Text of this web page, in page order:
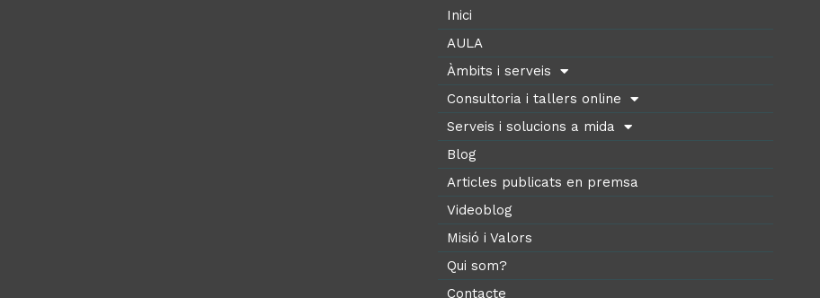
Inici
AULA
Àmbits i serveis
Consultoria i tallers online
Serveis i solucions a mida
Blog
Articles publicats en premsa
Videoblog
Misió i Valors
Qui som?
Contacte